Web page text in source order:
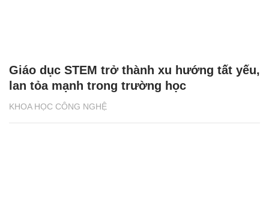
KHOA HỌC CÔNG NGHỆ
Giáo dục STEM trở thành xu hướng tất yếu,
lan tỏa mạnh trong trường học